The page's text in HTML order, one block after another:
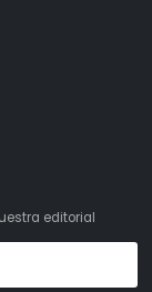
editorial